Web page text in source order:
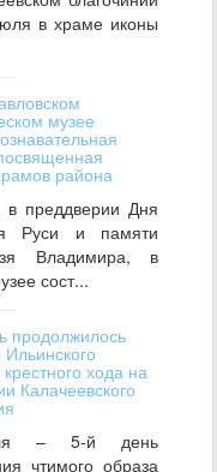
в храме иконы
музее
района
преддверии Дня
Руси и памяти
Владимира, в
сост...
продолжилось
крестного хода на
Калачеевского
– 5-й день
чтимого образа